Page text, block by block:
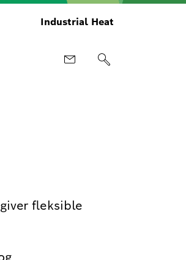
Industrial Heat
fleksible